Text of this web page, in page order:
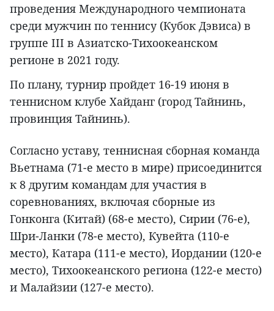
проведения Международного чемпионата
среди мужчин по теннису (Кубок Дэвиса) в
группе III в Азиатско-Тихоокеанском
регионе в 2021 году.
По плану, турнир пройдет 16-19 июня в
теннисном клубе Хайданг (город Тайнинь,
провинция Тайнинь).
Согласно уставу, теннисная сборная команда
Вьетнама (71-е место в мире) присоединится
к 8 другим командам для участия в
соревнованиях, включая сборные из
Гонконга (Китай) (68-е место), Сирии (76-е),
Шри-Ланки (78-е место), Кувейта (110-е
место), Катара (111-е место), Иордании (120-е
место), Тихоокеанского региона (122-е место)
и Малайзии (127-е место).